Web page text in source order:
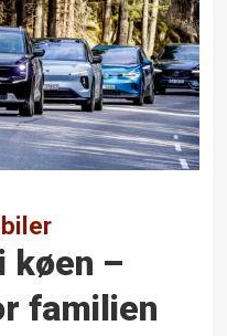
køen –
familien